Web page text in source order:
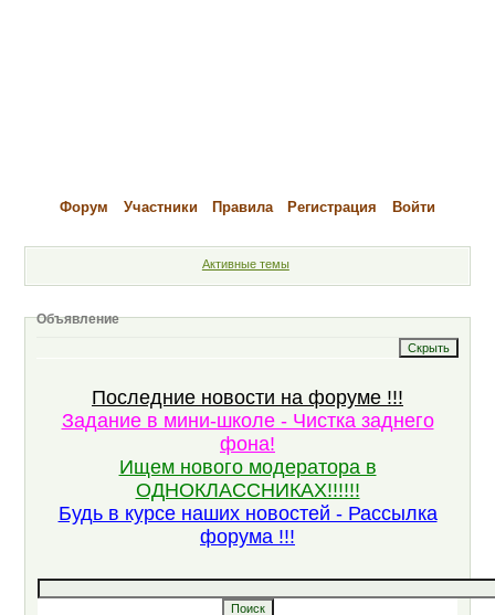
Форум Участники Правила Регистрация Войти
Активные темы
Объявление
Последние новости на форуме !!!
Задание в мини-школе - Чистка заднего
фона!
Ищем нового модератора в
ОДНОКЛАССНИКАХ!!!!!!
Будь в курсе наших новостей - Рассылка
форума !!!